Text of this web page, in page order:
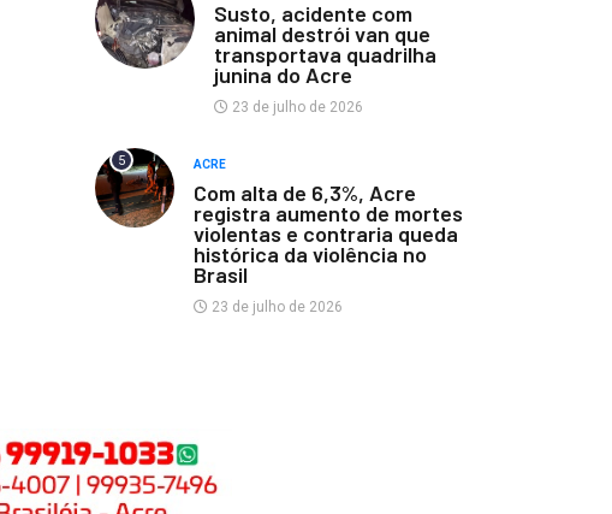
Susto, acidente com
animal destrói van que
transportava quadrilha
junina do Acre
23 de julho de 2026
5 ACRE
Com alta de 6,3%, Acre
registra aumento de mortes
violentas e contraria queda
histórica da violência no
Brasil
23 de julho de 2026